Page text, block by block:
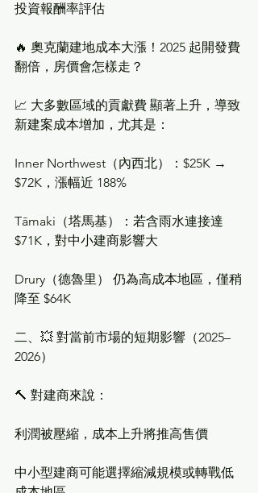
投資報酬率評估
🔥 奧克蘭建地成本大漲！2025 起開發費
翻倍，房價會怎樣走？
📈 大多數區域的貢獻費 顯著上升，導致
新建案成本增加，尤其是：
Inner Northwest（內西北）：$25K →
$72K，漲幅近 188%
Tāmaki（塔馬基）：若含雨水連接達
$71K，對中小建商影響大
Drury（德魯里） 仍為高成本地區，僅稍
降至 $64K
二、💥 對當前市場的短期影響（2025–
2026）
🔨 對建商來說：
利潤被壓縮，成本上升將推高售價
中小型建商可能選擇縮減規模或轉戰低